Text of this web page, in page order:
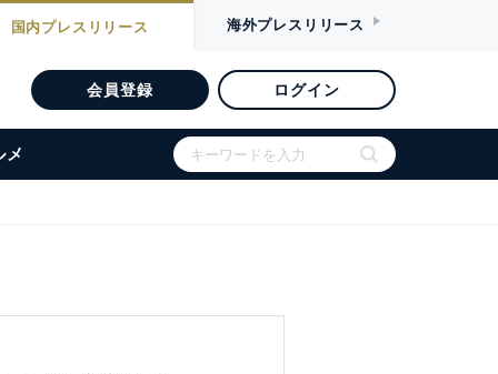
国内プレスリリース 海外プレスリリース
会員登録 ログイン
メ